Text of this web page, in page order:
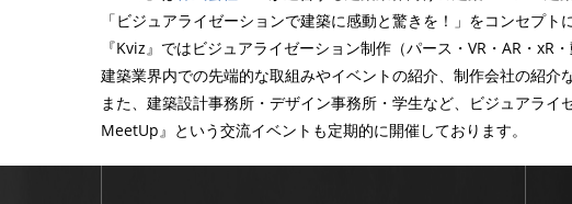
「ビジュアライゼーションで建築に感動と驚きを！」をコンセプト
『Kviz』ではビジュアライゼーション制作（パース・VR・AR・xR
建築業界内での先端的な取組みやイベントの紹介、制作会社の紹介
また、建築設計事務所・デザイン事務所・学生など、ビジュアラ
MeetUp』という交流イベントも定期的に開催しております。